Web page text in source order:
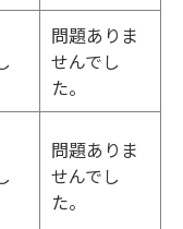
問題ありま
せんでし
た。
問題ありま
せんでし
た。